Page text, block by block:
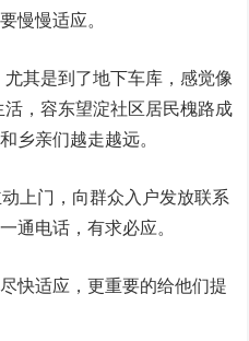
慢慢适应。
其是到了地下车库，感觉像
，容东望淀社区居民槐路成
乡亲们越走越远。
门，向群众入户发放联系
通电话，有求必应。
适应，更重要的给他们提